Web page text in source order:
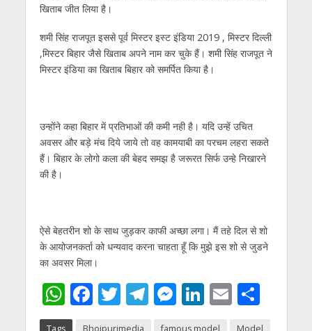
खिताब जीत लिया है।
शमी सिंह राजपूत इससे पूर्व मिस्टर इस्ट इंडिया 2019 , मिस्टर दिल्ली
,मिस्टर बिहार जैसे खिताब अपने नाम कर चुके हैं। शमी सिंह राजपूत ने
मिस्टर इंडिया का खिताब बिहार को समर्पित किया है।
उन्होंने कहा बिहार में प्रतिभाओं की कमी नही है। यदि उन्हें उचित
अवसर और बड़े मंच दिये जाये तो वह कामयाबी का परचम लहरा सकते
हैं। बिहार के लोगो कला की बेहद समझ है जरूरत सिर्फ उन्हे निखारने
की है।
ऐसे बेहतरीन शो के साथ जुड़कर काफी अच्छा लगा। मैं तहे दिल से शो
के आयोजनकर्ता को धन्यवाद करना चाहता हूँ कि मुझे इस शो से जुडने
का अवसर मिला।
W
h
F T T M Li E S